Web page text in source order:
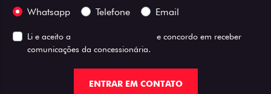
Whatsapp
Telefone Email
Li e aceito a
e concordo em receber
comunicações da concessionária.
ENTRAR EM CONTATO